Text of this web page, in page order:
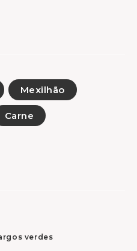
Mexilhão
Carne
verdes